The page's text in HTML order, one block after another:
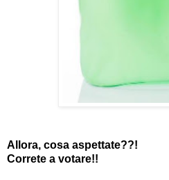
Allora, cosa aspettate??!
Correte a votare!!